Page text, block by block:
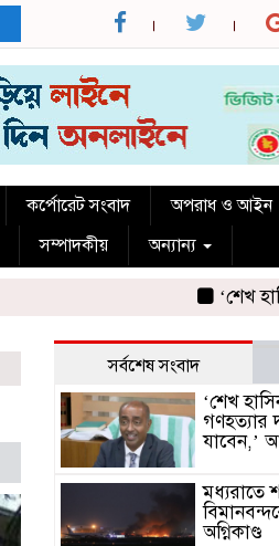
কর্পোরেট সংবাদ অপরাধ ও আইন
সম্পাদকীয় অন্যান্য
‘শেখ হাসিনা
সর্বশেষ সংবাদ
‘শেখ
গণহত্যার
যাবেন,’
মধ্যরাতে
অগ্নিকাণ্ড